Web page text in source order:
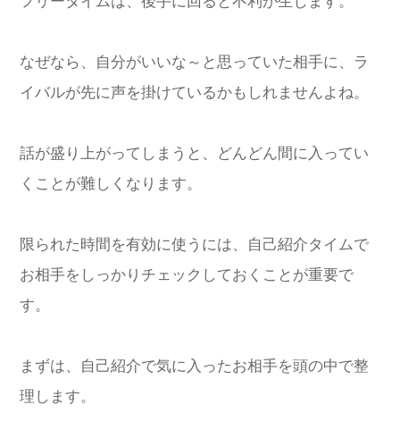
なぜなら、自分がいいな～と思っていた相手に、ラ
イバルが先に声を掛けているかもしれませんよね。
話が盛り上がってしまうと、どんどん間に入ってい
くことが難しくなります。
限られた時間を有効に使うには、自己紹介タイムで
お相手をしっかりチェックしておくことが重要で
す。
まずは、自己紹介で気に入ったお相手を頭の中で整
理します。